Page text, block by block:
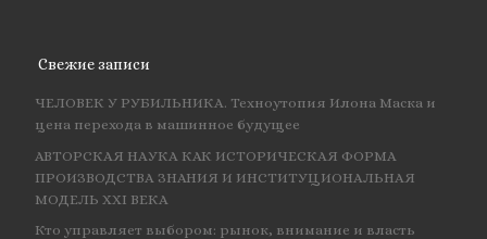
Свежие записи
ЧЕЛОВЕК У РУБИЛЬНИКА. Техноутопия Илона Маска и
цена перехода в машинное будущее
АВТОРСКАЯ НАУКА КАК ИСТОРИЧЕСКАЯ ФОРМА
ПРОИЗВОДСТВА ЗНАНИЯ И ИНСТИТУЦИОНАЛЬНАЯ
МОДЕЛЬ XXI ВЕКА
Кто управляет выбором: рынок, внимание и власть